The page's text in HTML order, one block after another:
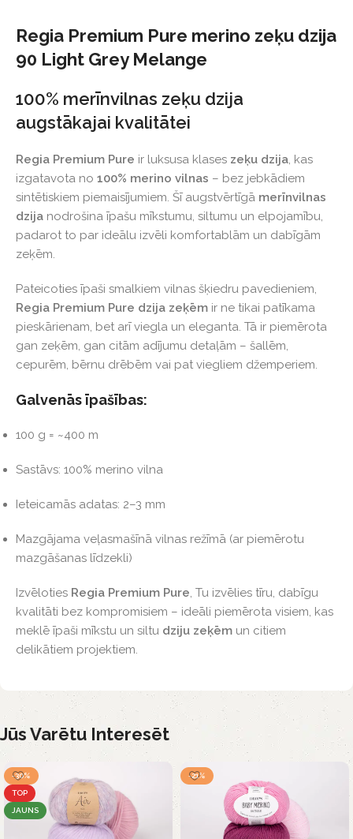
Regia Premium Pure merino zeķu dzija
90 Light Grey Melange
100% merīnvilnas zeķu dzija
augstākajai kvalitātei
Regia Premium Pure ir luksusa klases zeķu dzija, kas
izgatavota no 100% merino vilnas – bez jebkādiem
sintētiskiem piemaisījumiem. Šī augstvērtīgā merīnvilnas
dzija nodrošina īpašu mīkstumu, siltumu un elpojamību,
padarot to par ideālu izvēli komfortablām un dabīgām
zeķēm.
Pateicoties īpaši smalkiem vilnas šķiedru pavedieniem,
Regia Premium Pure dzija zeķēm ir ne tikai patīkama
pieskārienam, bet arī viegla un eleganta. Tā ir piemērota
gan zeķēm, gan citām adījumu detaļām – šallēm,
cepurēm, bērnu drēbēm vai pat viegliem džemperiem.
Galvenās īpašības:
100 g = ~400 m
Sastāvs: 100% merino vilna
Ieteicamās adatas: 2–3 mm
Mazgājama veļasmašīnā vilnas režīmā (ar piemērotu
mazgāšanas līdzekli)
Izvēloties Regia Premium Pure, Tu izvēlies tīru, dabīgu
kvalitāti bez kompromisiem – ideāli piemērota visiem, kas
meklē īpaši mīkstu un siltu dziju zeķēm un citiem
delikātiem projektiem.
Jūs Varētu Interesēt
-30%
TOP
JAUNS
-21%